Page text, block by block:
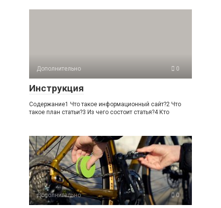
Дополнительно 0
Инструкция
Содержание1 Что такое информационный сайт?2 Что
такое план статьи?3 Из чего состоит статья?4 Кто
Дополнительно 0